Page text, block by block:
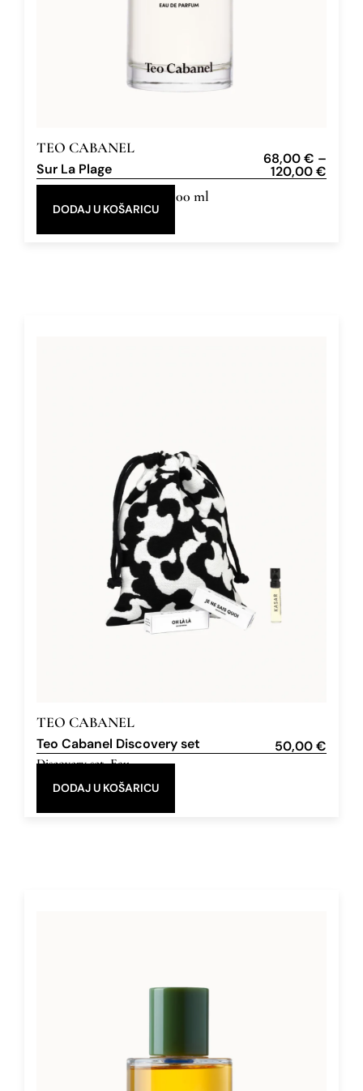
TEO CABANEL
Sur La Plage
68,00€ –
120,00€
30 ml, 100 ml
DODAJ U KOŠARICU
TEO CABANEL
Teo Cabanel Discovery set 50,00€
Discovery set,Eau
de Parfum
DODAJ U KOŠARICU